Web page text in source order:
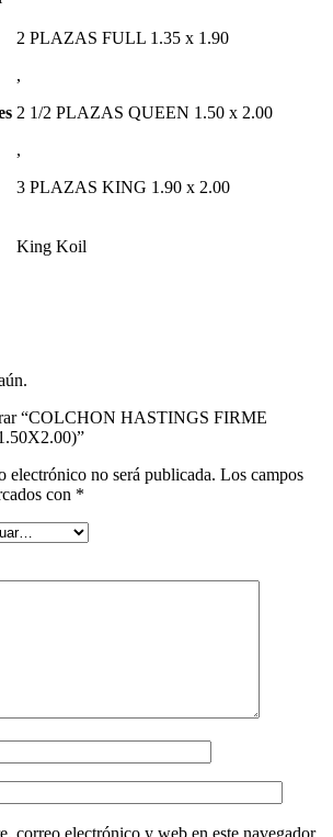
2 PLAZAS FULL 1.35 x 1.90
,
2 1/2 PLAZAS QUEEN 1.50 x 2.00
,
3 PLAZAS KING 1.90 x 2.00
King Koil
“COLCHON HASTINGS FIRME
electrónico no será publicada. Los campos
con *
correo electrónico y web en este navegador